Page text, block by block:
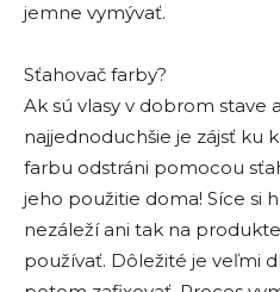
jemne vymývať.
Sťahovač farby?
Ak sú vlasy v dobrom
najjednoduchšie je zájsť ku
farbu odstráni pomocou
jeho použitie doma! Síce si
nezáleží ani tak na
používať. Dôležité je veľmi